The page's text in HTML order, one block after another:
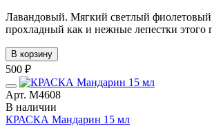
Лавандовый. Мягкий светлый
прохладный как и нежные лепестки этого
В корзину
500 ₽
Арт. М4608
В наличии
КРАСКА Мандарин 15 мл